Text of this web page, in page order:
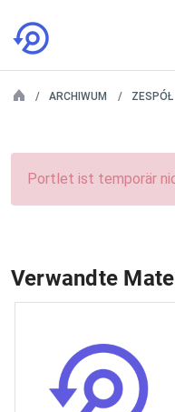
ARCHIWUM ZESPÓŁ
Portlet ist temporär
Verwandte